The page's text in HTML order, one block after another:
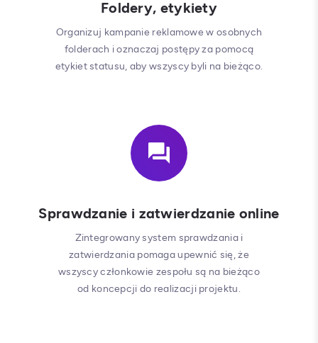
Foldery, etykiety
Organizuj kampanie reklamowe w osobnych
folderach i oznaczaj postępy za pomocą
etykiet statusu, aby wszyscy byli na bieżąco.
Sprawdzanie i zatwierdzanie online
Zintegrowany system sprawdzania i
zatwierdzania pomaga upewnić się, że
wszyscy członkowie zespołu są na bieżąco
od koncepcji do realizacji projektu.